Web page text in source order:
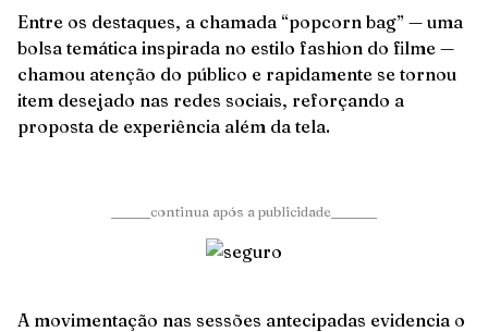
Entre os destaques, a chamada “popcorn bag” — uma
bolsa temática inspirada no estilo fashion do filme —
chamou atenção do público e rapidamente se tornou
item desejado nas redes sociais, reforçando a
proposta de experiência além da tela.
______continua após a publicidade_______
A movimentação nas sessões antecipadas evidencia o